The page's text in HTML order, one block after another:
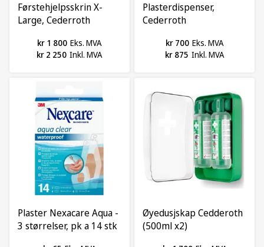
Førstehjelpsskrin X-
Large, Cederroth
kr 1 800 Eks. MVA
kr 2 250 Inkl. MVA
Plasterdispenser,
Cederroth
kr 700 Eks. MVA
kr 875 Inkl. MVA
Plaster Nexacare Aqua -
3 størrelser, pk a 14 stk
Øyedusjskap Cedderoth
(500ml x2)